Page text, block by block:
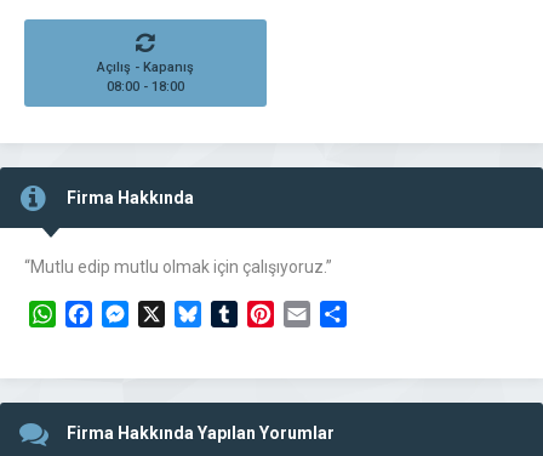
Açılış - Kapanış
08:00 - 18:00
Firma Hakkında
“Mutlu edip mutlu olmak için çalışıyoruz.”
WhatsAppFacebookMessengerBlueskyTumblrPinterest
Email
Firma Hakkında Yapılan Yorumlar